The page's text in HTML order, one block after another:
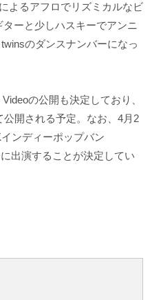
よるアフロでリズミカルなビ
ーと少しハスキーでアンニ
のダンスナンバーになっ
の公開も決定しており、
開される予定。なお、4月2
ンディーポップバン
出演することが決定してい